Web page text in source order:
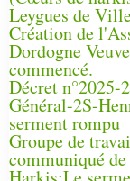
Leygues de
Création de
Dordogne
commencé.
Décret n°2025-
Général-2S-
serment rompu
Groupe de
communiqué